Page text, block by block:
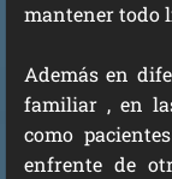
mantener todo
Además en
familiar , en
como
enfrente de